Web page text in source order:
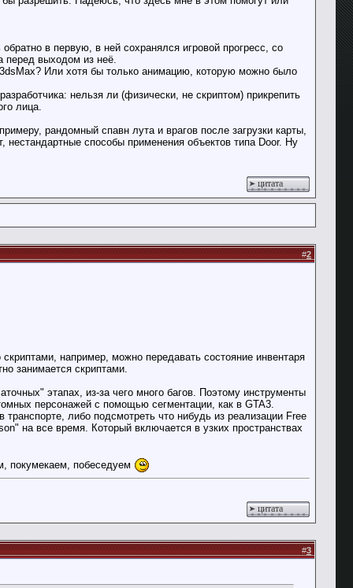
в первую, в ней сохранялся игровой прогресс, со
перед выходом из неё.
Или хотя бы только анимацию, которую можно было
нельзя ли (физически, не скриптом) прикрепить
лица.
рандомный спавн лута и врагов после загрузки карты,
нестандартные способы применения объектов типа Door. Ну
цитата
#2
например, можно передавать состояние инвентаря
занимается скриптами.
этапах, из-за чего много багов. Поэтому инструменты
персонажей с помощью сегментации, как в GTA3.
либо подсмотреть что нибудь из реализации Free
на все время. Который включается в узких пространствах
покумекаем, побеседуем
цитата
#3